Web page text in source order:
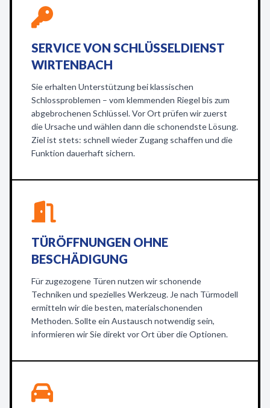
SERVICE VON SCHLÜSSELDIENST
WIRTENBACH
Sie erhalten Unterstützung bei klassischen
Schlossproblemen – vom klemmenden Riegel bis zum
abgebrochenen Schlüssel. Vor Ort prüfen wir zuerst
die Ursache und wählen dann die schonendste Lösung.
Ziel ist stets: schnell wieder Zugang schaffen und die
Funktion dauerhaft sichern.
TÜRÖFFNUNGEN OHNE
BESCHÄDIGUNG
Für zugezogene Türen nutzen wir schonende
Techniken und spezielles Werkzeug. Je nach Türmodell
ermitteln wir die besten, materialschonenden
Methoden. Sollte ein Austausch notwendig sein,
informieren wir Sie direkt vor Ort über die Optionen.